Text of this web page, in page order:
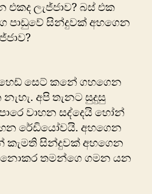
ලැජ්ජාව? බස් එක
සින්දුවක් අහගෙන
සෙට් ක‍නේ ගහගෙන
අපි තැනට සුදුසු
වාහන සද්දෙයි හෝන්
රේඩියෝවයි. අහගෙන
කැමති සින්දුවක් අහගෙන
නොකර තමන්ගෙ ගමන යන